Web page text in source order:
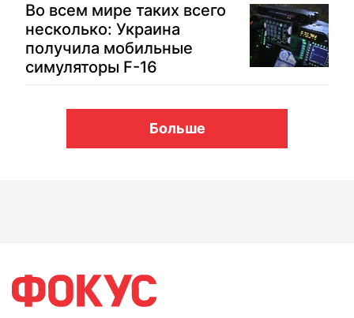
Во всем мире таких всего
несколько: Украина
получила мобильные
симуляторы F-16
Больше